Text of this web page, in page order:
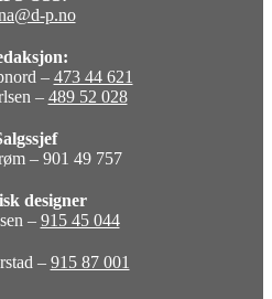
p.no
– 473 44 621
– 489 52 028
– 901 49 757
designer
– 915 45 044
– 915 87 001